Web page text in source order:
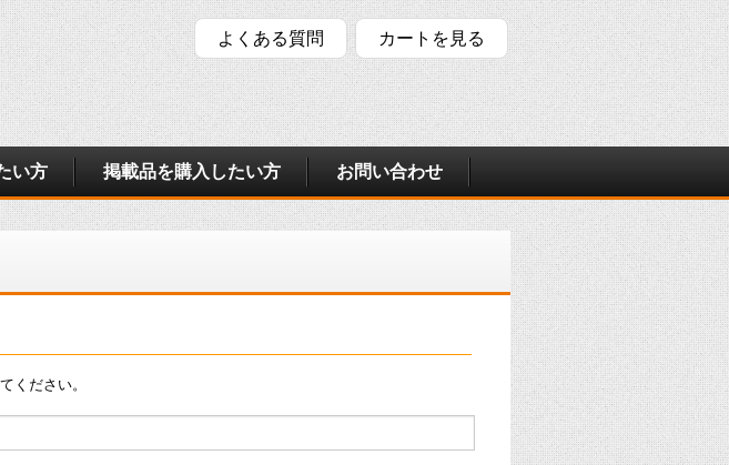
よくある質問 カートを見る
い方 掲載品を購入したい方 お問い合わせ
ください。